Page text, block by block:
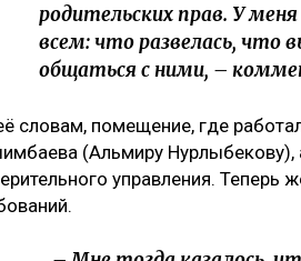
родительских прав. У
всем: что развелась, что
общаться с ними, –
словам, помещение, где
(Альмиру Нурлыбекову),
управления. Теперь